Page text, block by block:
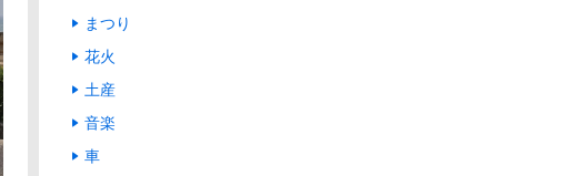
まつり
花火
土産
音楽
車